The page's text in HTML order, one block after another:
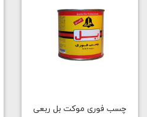
چسب فوری موکت بل ربعی